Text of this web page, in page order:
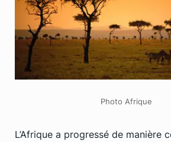
Photo Afrique
L’Afrique a progressé de manière